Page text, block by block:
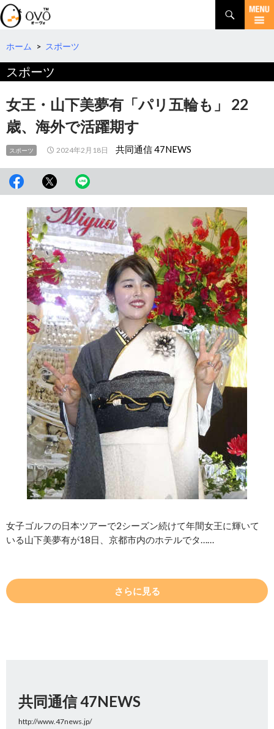
検
索
コ
テ
へ
動
ホーム > スポーツ
スポーツ
女王・山下美夢有「パリ五輪も」 22
歳、海外で活躍期す
スポーツ 2024年2月18日 共同通信 47NEWS
女子ゴルフの日本ツアーで2シーズン続けて年間女王に輝いて
いる山下美夢有が18日、京都市内のホテルでタ……
さらに見る
共同通信 47NEWS
http://www.47news.jp/